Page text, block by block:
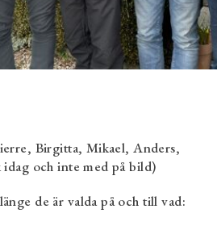
Birgitta, Mikael, Anders,
och inte med på bild)
de är valda på och till vad: